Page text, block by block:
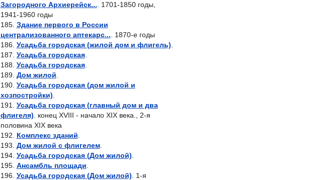
Загородного Архиерейск... . 1701-1850 годы,
1941-1960 годы
Здание первого в России
централизованного аптекарс... . 1870-е годы
Усадьба городская (жилой дом и флигель)
Усадьба городская.
Усадьба городская.
Дом жилой
Усадьба городская (дом жилой и
хозпостройки)
Усадьба городская (главный дом и два
флигеля) . конец XVIII - начало XIX века., 2-я
половина XIX века
Комплекс зданий
Дом жилой с флигелем.
Усадьба городская (Дом жилой)
Ансамбль площади
Усадьба городская (Дом жилой) . 1-я